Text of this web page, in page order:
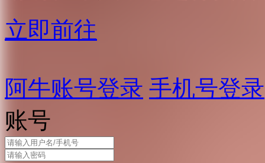
立即前往
阿牛账号登录 手机号登录
账号